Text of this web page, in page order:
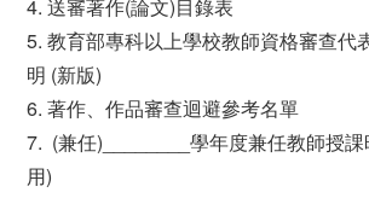
4. 送審著作(論文)目錄表
5. 教育部專科以上學校教師資格審查代
明 (新版)
6. 著作、作品審查迴避參考名單
7. (兼任)________學年度兼任教師授
用)